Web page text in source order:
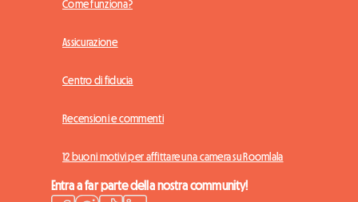
Come funziona?
Assicurazione
Centro di fiducia
Recensioni e commenti
12 buoni motivi per affittare una camera su Roomlala
Entra a far parte della nostra community!